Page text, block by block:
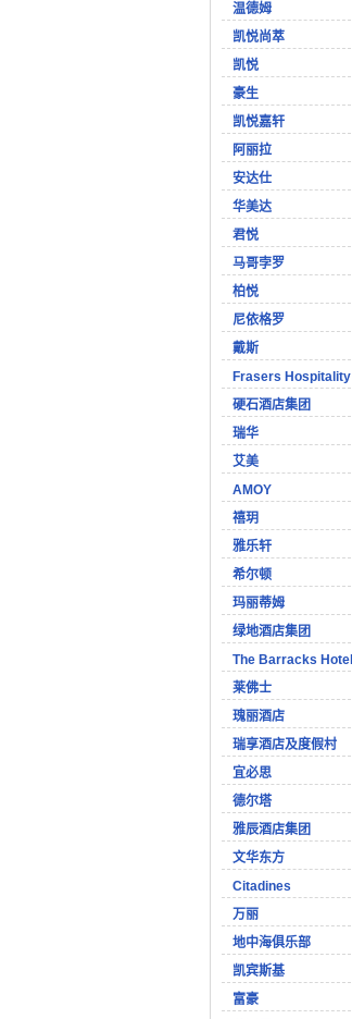
温德姆
凯悦尚萃
凯悦
豪生
凯悦嘉轩
阿丽拉
安达仕
华美达
君悦
马哥孛罗
柏悦
尼依格罗
戴斯
Frasers Hospitality
硬石酒店集团
瑞华
艾美
AMOY
禧玥
雅乐轩
希尔顿
玛丽蒂姆
绿地酒店集团
The Barracks Hotel
莱佛士
瑰丽酒店
瑞享酒店及度假村
宜必思
德尔塔
雅辰酒店集团
文华东方
Citadines
万丽
地中海俱乐部
凯宾斯基
富豪